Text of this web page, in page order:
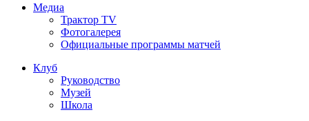
Медиа
Трактор TV
Фотогалерея
Официальные программы матчей
Клуб
Руководство
Музей
Школа